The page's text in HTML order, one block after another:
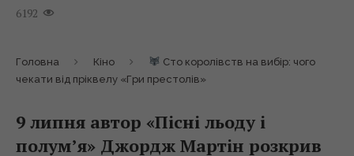
6192
Головна Кіно
Сто королівств на вибір: чого
чекати від пріквелу «Гри престолів»
9 липня автор «Пісні льоду і
полум’я» Джордж Мартін розкрив